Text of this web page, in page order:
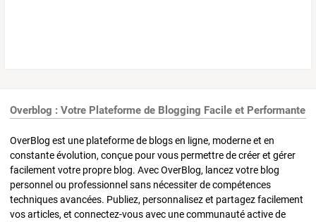
Overblog : Votre Plateforme de Blogging Facile et Performante
OverBlog est une plateforme de blogs en ligne, moderne et en
constante évolution, conçue pour vous permettre de créer et gérer
facilement votre propre blog. Avec OverBlog, lancez votre blog
personnel ou professionnel sans nécessiter de compétences
techniques avancées. Publiez, personnalisez et partagez facilement
vos articles, et connectez-vous avec une communauté active de